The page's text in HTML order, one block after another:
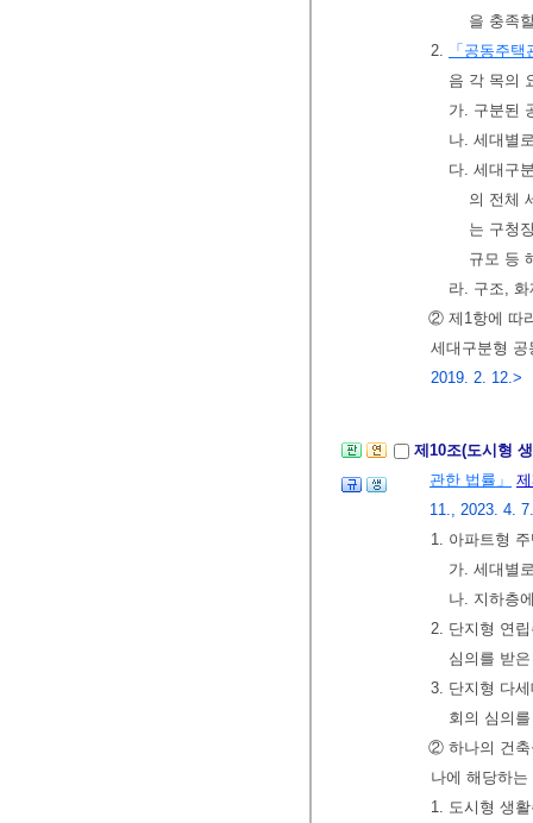
을 충족
2.
「공동주
음 각 목의
가. 구분된
나. 세대별
다. 세대구
의 전체
는 구청
규모 등
라. 구조,
② 제1항에 따
세대구분형
2019. 2. 12.>
제10조(도시형
관한 법률」
11., 2023. 4.
1. 아파트형
가. 세대별
나. 지하층
2. 단지형 연
심의를 받
3. 단지형 다
회의 심의
② 하나의 건축
나에 해당하
1. 도시형 생